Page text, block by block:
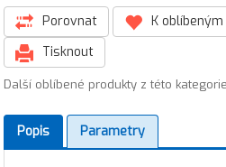
Porovnat K oblíbeným
Tisknout
Další oblíbené produkty z této
Popis Parametry